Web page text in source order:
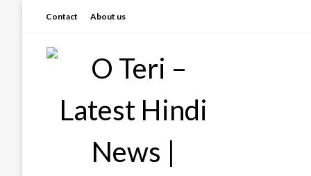
Contact About us